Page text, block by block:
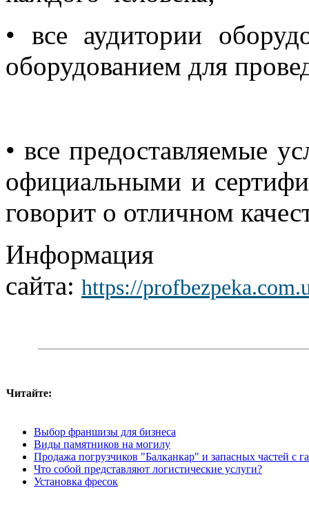
•
все аудитории
оборудованием для
• все предоставляемые
официальными и
говорит о отличном
Информация
сайта: https://
Читайте:
Выбор франшизы для бизнеса
Виды памятников на могилу
Продажа погрузчиков "Балканкар" и запасных частей с
Что собой представляют логистические услуги?
Установка фресок